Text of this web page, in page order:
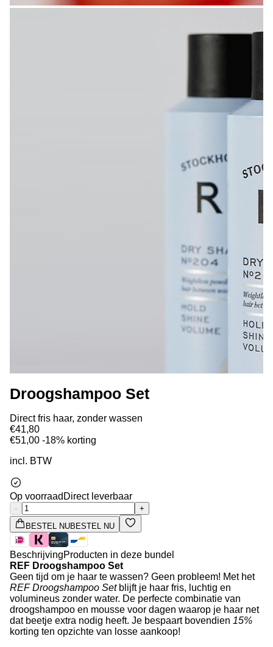
Droogshampoo Set
Direct fris haar, zonder wassen
€41,80
€51,00 -18% korting
incl. BTW
Op voorraad Direct leverbaar
-
+
BESTEL NUBESTEL NU
BeschrijvingProducten in deze bundel
REF Droogshampoo Set
Geen tijd om je haar te wassen? Geen probleem! Met het
REF Droogshampoo Setblijft je haar fris, luchtig en
volumineus zonder water. De perfecte combinatie van
droogshampoo en mousse voor dagen waarop je haar net
dat beetje extra nodig heeft. Je bespaart bovendien 15%
korting ten opzichte van losse aankoop!